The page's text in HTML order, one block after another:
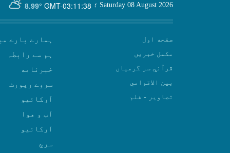
GMT-03:11:38
8.99° Saturday 08 August 2026 ؛
صفحه اول
مکمل خبریں
قرآني سر گرمياں
بين الاقوامي
تصاوير - فلم
ہمارے بارے
ہم سے رابطہ
سروے رپورٹ
آرکائیو
آب و هوا
سرچ